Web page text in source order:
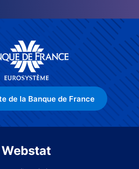
de la Banque de France
Webstat